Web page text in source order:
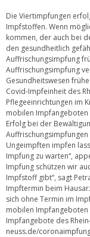
Die Viertimpfungen
Impfstoffen. Wenn
kommen, der auch bei
den gesundheitlich
Auffrischungsimpfung
Auffrischungsimpfung
Gesundheitswesen
Covid-Impfeinheit des
Pflegeeinrichtungen im
mobilen Impfangeboten
Erfolg bei der
Ungeimpften impfen
Impfung zu warten“,
Impfung schützen wir
Impfstoff gibt“, sagt
Impftermin beim
sich ohne Termin im
mobilen Impfangeboten
Impfangebote des
neuss.de/